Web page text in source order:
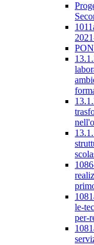
PON
le-
per-